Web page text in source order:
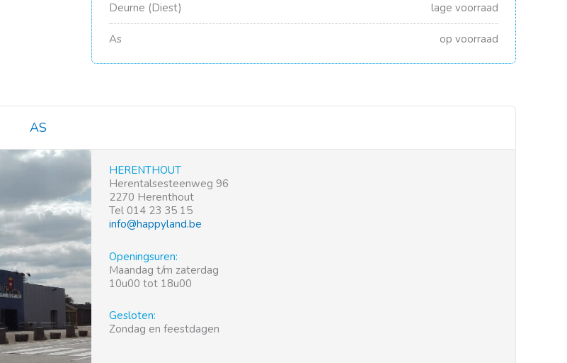
Deurne (Diest) lage voorraad
As op voorraad
AS
HERENTHOUT
Herentalsesteenweg 96
2270 Herenthout
Tel 014 23 35 15
info@happyland.be
Openingsuren:
Maandag t/m zaterdag
10u00 tot 18u00
Gesloten:
Zondag en feestdagen